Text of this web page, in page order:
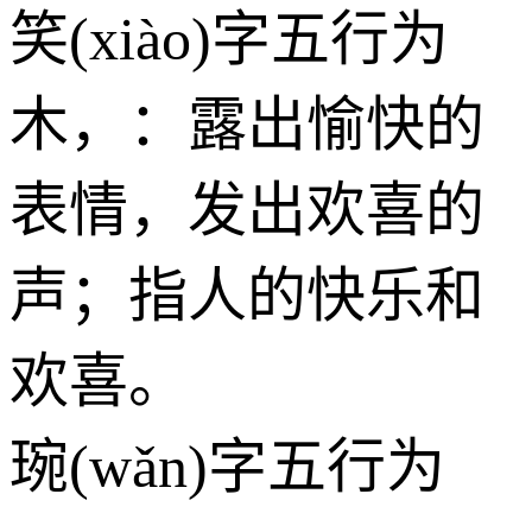
笑(xiào)字五行为
木，：露出愉快的
表情，发出欢喜的
声；指人的快乐和
欢喜。
琬(wǎn)字五行为